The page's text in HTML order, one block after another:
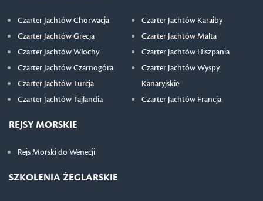
Czarter Jachtów Chorwacja
Czarter Jachtów Grecja
Czarter Jachtów Włochy
Czarter Jachtów Czarnogóra
Czarter Jachtów Turcja
Czarter Jachtów Tajlandia
Czarter Jachtów Karaiby
Czarter Jachtów Malta
Czarter Jachtów Hiszpania
Czarter Jachtów Wyspy
Kanaryjskie
Czarter Jachtów Francja
REJSY MORSKIE
Rejs Morski do Wenecji
SZKOLENIA ŻEGLARSKIE